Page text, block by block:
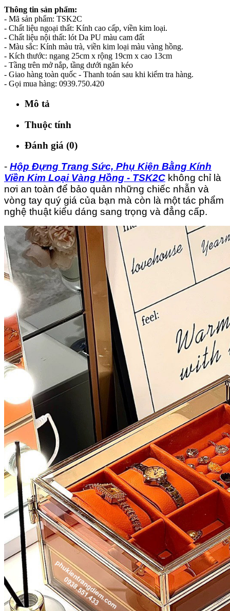
Thông tin sản phẩm:
- Mã sản phẩm: TSK2C
- Chất liệu ngoại thất: Kính cao cấp, viền kim loại.
- Chất liệu nội thất: lót Da PU màu cam đất
- Màu sắc: Kính màu trà, viền kim loại màu vàng hồng.
- Kích thước: ngang 25cm x rộng 19cm x cao 13cm
- Tầng trên mở nắp, tầng dưới ngăn kéo
- Giao hàng toàn quốc - Thanh toán sau khi kiểm tra hàng.
- Gọi mua hàng: 0939.750.420
Mô tả
Thuộc tính
Đánh giá (0)
- Hộp Đựng Trang Sức, Phụ Kiện Bằng Kính
Viền Kim Loại Vàng Hồng - TSK2C không chỉ là
nơi an toàn để bảo quản những chiếc nhẫn và
vòng tay quý giá của bạn mà còn là một tác phẩm
nghệ thuật kiểu dáng sang trọng và đẳng cấp.